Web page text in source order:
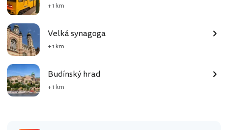
+ 1 km
Velká synagoga
+ 1 km
Budínský hrad
+ 1 km